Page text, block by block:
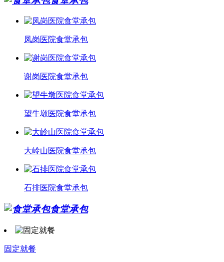
凤岗医院食堂承包
谢岗医院食堂承包
望牛墩医院食堂承包
大岭山医院食堂承包
石排医院食堂承包
食堂承包
固定就餐